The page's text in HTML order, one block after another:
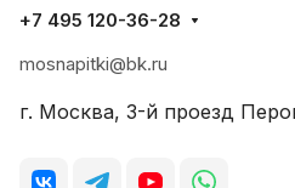
+7 495 120-36-28
mosnapitki@bk.ru
г. Москва, 3-й проезд